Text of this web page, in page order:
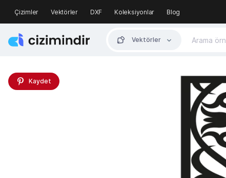
Çizimler Vektörler DXF Koleksiyonlar Blog
Vektörler
Kaydet